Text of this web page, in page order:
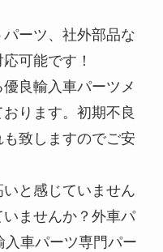
ーツ、社外部品な
可能です！
良輸入車パーツメ
ります。初期不良
致しますのでご安
と感じていません
ませんか？外車パ
車パーツ専門パー